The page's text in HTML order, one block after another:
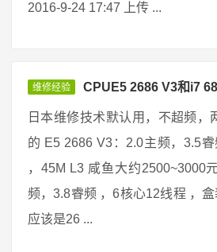
2016-9-24 17:47 上传 ...
维修经验 CPUE5 2686 V3和i7
日本维修技术默认用，不超频，
的 E5 2686 V3：2.0主频，3.5
，45M L3 咸鱼大约2500~3000
频，3.8睿频 ，6核心12线程 ，
应该是26 ...